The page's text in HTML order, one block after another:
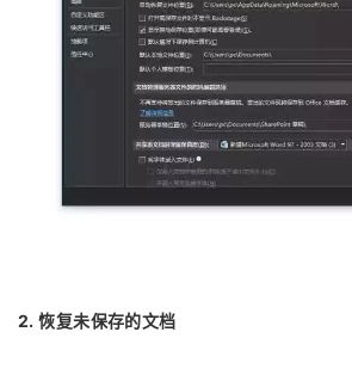
2. 恢复未保存的文档